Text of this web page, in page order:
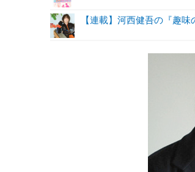
【連載】河西健吾の『趣味